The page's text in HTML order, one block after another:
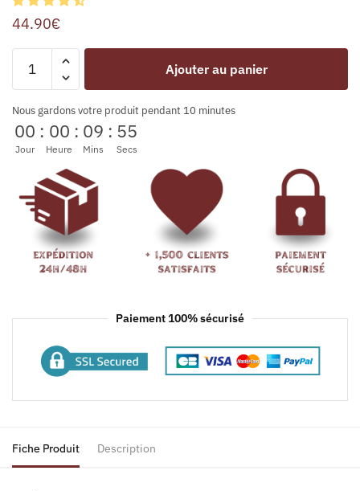
44.90€
Ajouter au panier
Nous gardons votre produit pendant 10 minutes
00
Jour
: 00
Heure
: 09
Mins
: 54
Secs
Paiement 100% sécurisé
Fiche Produit Description